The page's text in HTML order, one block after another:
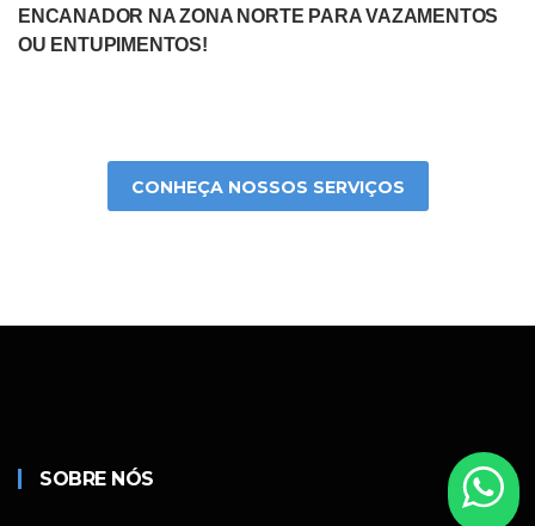
ENCANADOR NA ZONA NORTE PARA VAZAMENTOS
OU ENTUPIMENTOS!
CONHEÇA NOSSOS SERVIÇOS
SOBRE NÓS